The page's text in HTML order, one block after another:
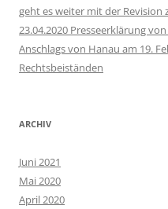
geht es weiter mit der Revision
23.04.2020 Presseerklärung
Anschlags von Hanau am 19.
Rechtsbeiständen
ARCHIV
Juni 2021
Mai 2020
April 2020